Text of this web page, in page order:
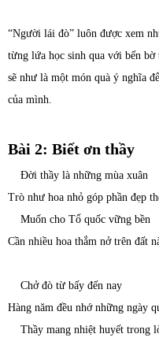
“Người lái đò” luôn được xem
từng lứa học sinh qua với bến
sẽ như là một món quà ý nghĩa
của mình.
Bài 2: Biết ơn thầy
Đời thầy là những mùa xuân
Trò như hoa nhỏ góp phần đẹp
Muốn cho Tổ quốc vững bền
Cần nhiều hoa thắm nở trên đất
Chở đò từ bấy đến nay
Hàng năm đều nhớ những ngày
Thầy mang nhiệt huyết trong